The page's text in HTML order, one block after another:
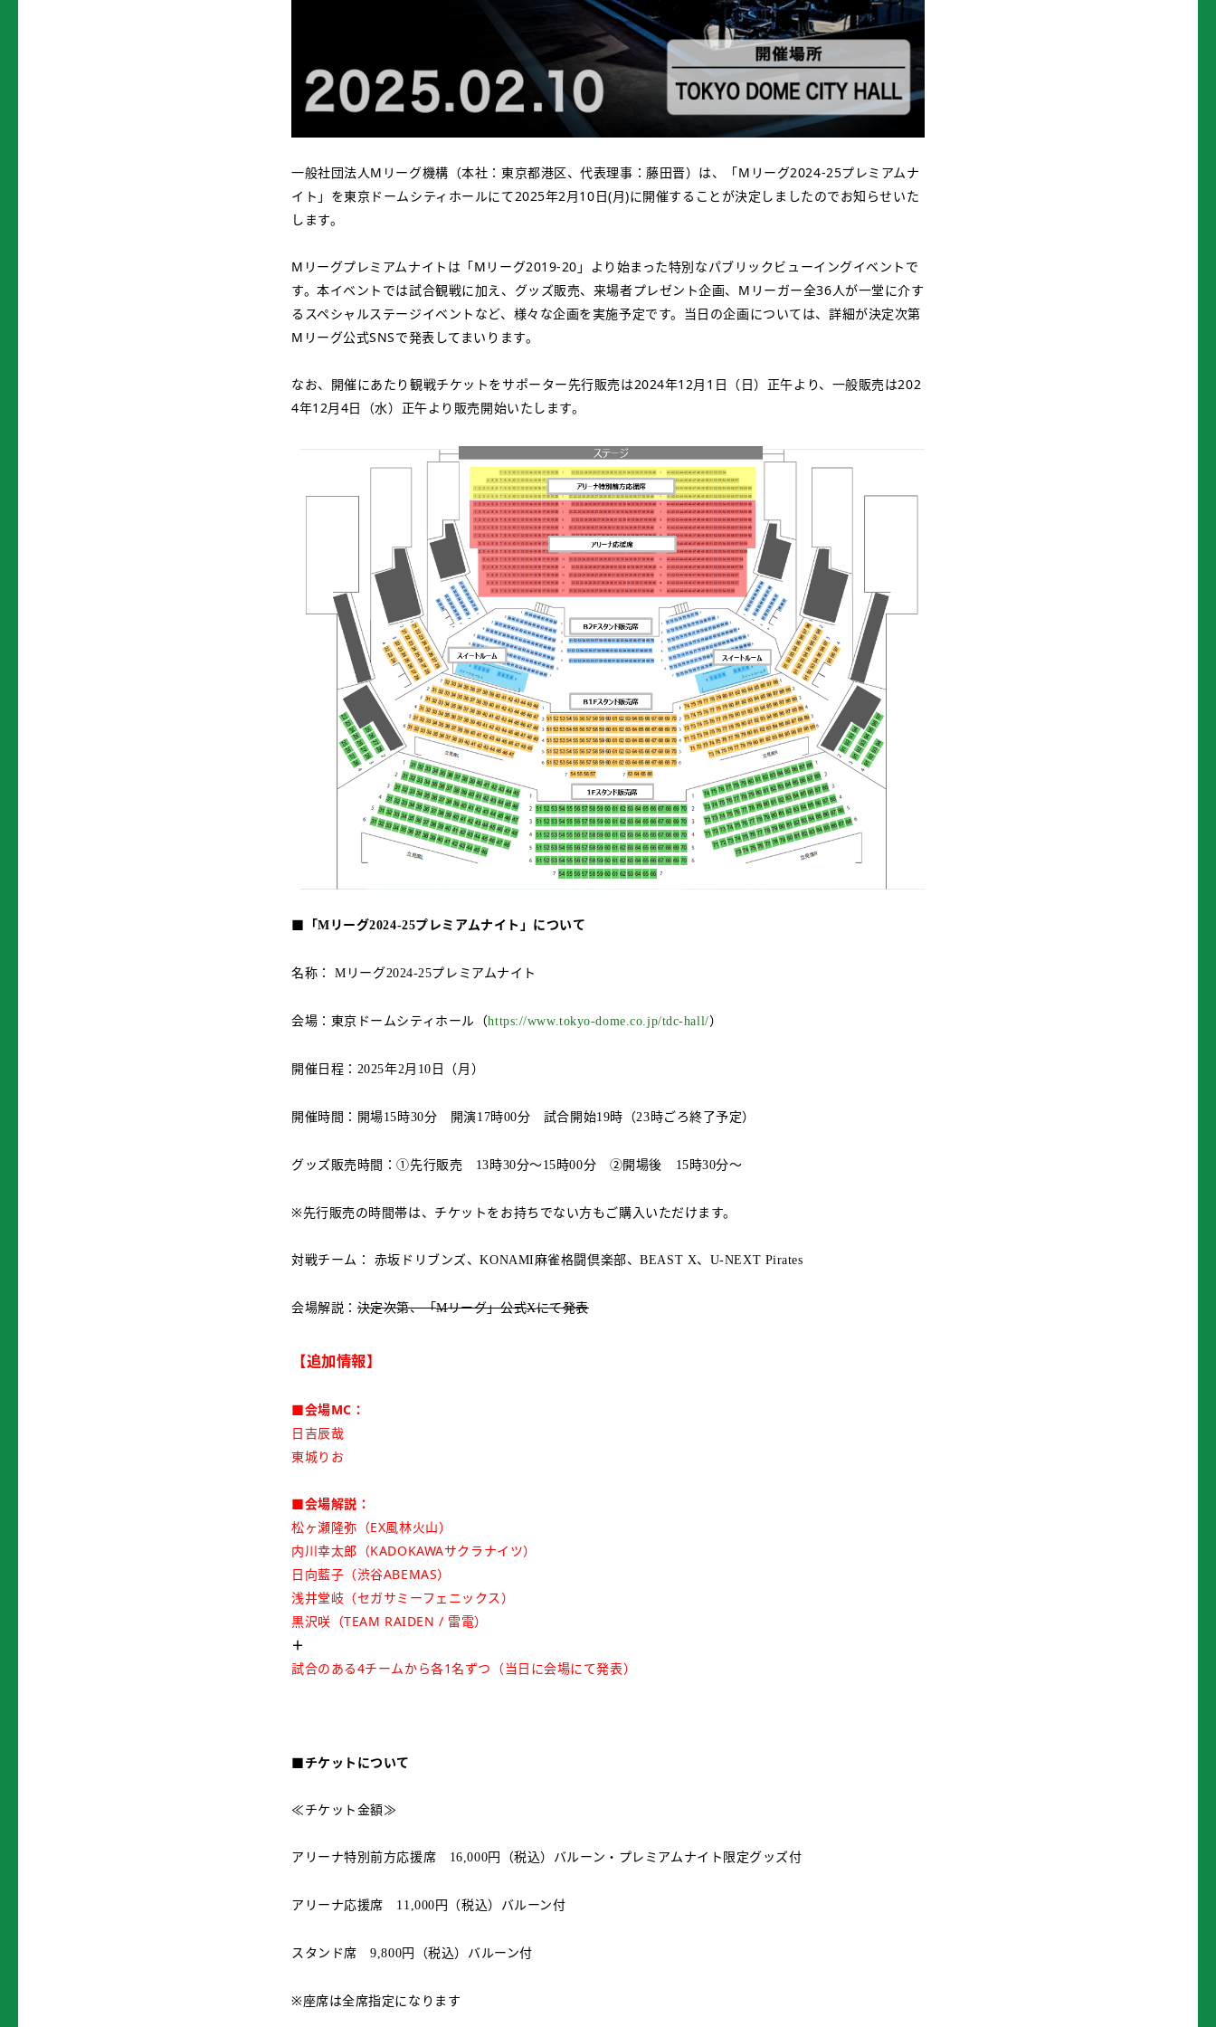
一般社団法人Mリーグ機構（本社：東京都港区、代表理事：藤田晋）は、「Mリーグ2024-25プレミアムナ
イト」を東京ドームシティホールにて2025年2月10日(月)に開催することが決定しましたのでお知らせいた
します。
Mリーグプレミアムナイトは「Mリーグ2019-20」より始まった特別なパブリックビューイングイベントで
す。本イベントでは試合観戦に加え、グッズ販売、来場者プレゼント企画、Mリーガー全36人が一堂に介す
るスペシャルステージイベントなど、様々な企画を実施予定です。当日の企画については、詳細が決定次第
Mリーグ公式SNSで発表してまいります。
なお、開催にあたり観戦チケットをサポーター先行販売は2024年12月1日（日）正午より、一般販売は202
4年12月4日（水）正午より販売開始いたします。
■ 「M リーグ2024-25プレミアムナイト」について
名称：M リーグ2024-25プレミアムナイト
会場：東京ドームシティホール（https://www.tokyo-dome.co.jp/tdc-hall/）
開催日程： 2025年2 月 10 日（月）
開催時間：開場15時30分 開演17時00分 試合開始19時（23時ごろ終了予定）
グッズ販売時間：①先行販売 13時30分～15時00分 ②開場後 15時30分～
※先行販売の時間帯は、チケットをお持ちでない方もご購入いただけます。
対戦チーム： 赤坂ドリブンズ、KONAMI 麻雀格闘倶楽部、BEAST X、 U-NEXT Pirates
会場解説：決定次第、「Mリーグ」公式Xにて発表
【追加情報】
■会場MC：
日吉辰哉
東城りお
■会場解説：
松ヶ瀬隆弥（EX風林火山）
内川幸太郎（KADOKAWAサクラナイツ）
日向藍子（渋谷ABEMAS）
浅井堂岐（セガサミーフェニックス）
黒沢咲（TEAM RAIDEN / 雷電）
＋
試合のある4チームから各1名ずつ（当日に会場にて発表）
■チケットについて
≪チケット金額≫
アリーナ特別前方応援席 16,000円（税込）バルーン・プレミアムナイト限定グッズ付
アリーナ応援席 11,000円（税込）バルーン付
スタンド席9,800円（税込）バルーン付
※座席は全席指定になります